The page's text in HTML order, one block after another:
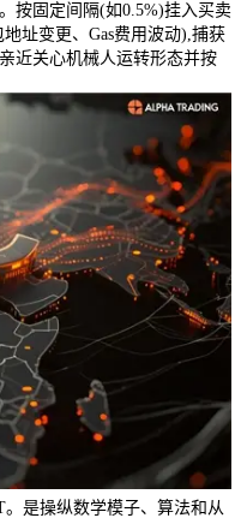
按固定间隔(如0.5%)挂入买卖
址变更、Gas费用波动),捕获
近关心机械人运转形态并按
是操纵数学模子、算法和从